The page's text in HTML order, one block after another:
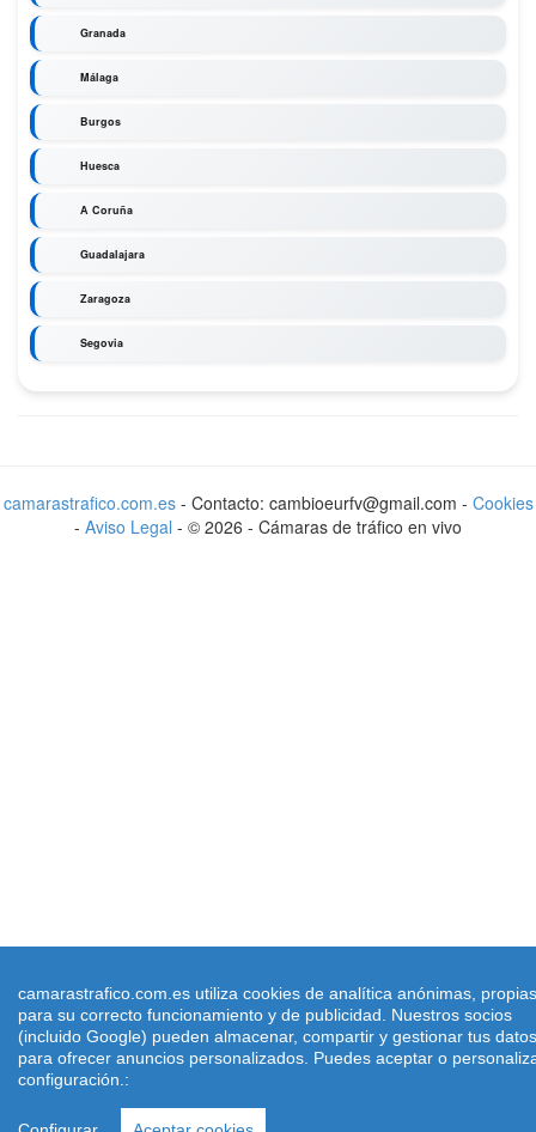
Granada
Málaga
Burgos
Huesca
A Coruña
Guadalajara
Zaragoza
Segovia
camarastrafico.com.es- Contacto: cambioeurfv@gmail.com - Cookies
- Aviso Legal - © 2026 - Cámaras de tráfico en vivo
camarastrafico.com.es utiliza cookies de analítica anónimas, propias
para su correcto funcionamiento y de publicidad. Nuestros socios
(incluido Google) pueden almacenar, compartir y gestionar tus datos
para ofrecer anuncios personalizados. Puedes aceptar o
configuración.: